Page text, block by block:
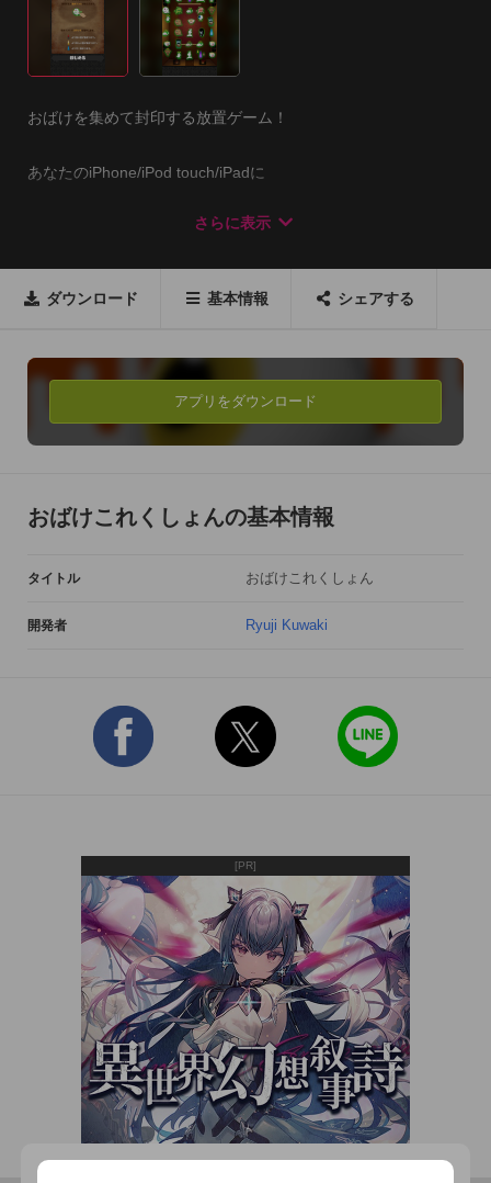
おばけを集めて封印する放置ゲーム！
あなたのiPhone/iPod touch/iPadに
集まったら指でなぞって封印しよう。
色んな種類のおばけが集ってきます。
---------
---------
あなたは愛犬のポチが亡くなってから、毎晩、ポチが助けを求
あなたはポチの霊をさがすため、部屋におばけを呼びよせるこ
さらに表示
ダウンロード 基本情報 シェアする
アプリをダウンロード
おばけこれくしょんの基本情報
タイトル おばけこれくしょん
開発者 Ryuji Kuwaki
[PR]